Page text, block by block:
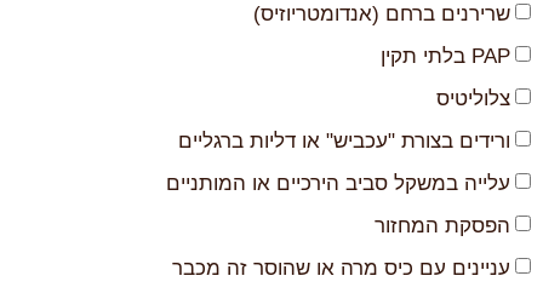
שרירנים ברחם (אנדומטריוזיס)
PAP בלתי תקין
צלוליטיס
ורידים בצורת "עכביש" או דליות ברגליים
עלייה במשקל סביב הירכיים או המותניים
הפסקת המחזור
עניינים עם כיס מרה או שהוסר זה מכבר